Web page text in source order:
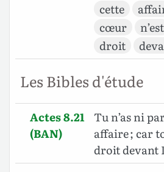
cette
cœur
n’est
droit
Les Bibles d'étude
Actes 8.21
(BAN)
Tu n’as ni
affaire ; car
droit devant